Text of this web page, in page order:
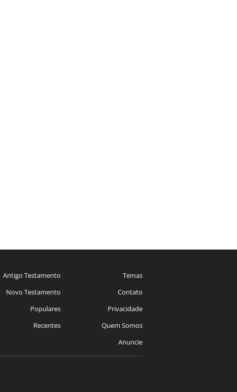
Antigo Testamento
Novo Testamento
Populares
Recentes
Temas
Contato
Privacidade
Quem Somos
Anuncie